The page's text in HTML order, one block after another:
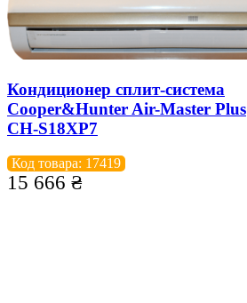
Кондиционер сплит-система
Cooper&Hunter Air-Master Plus
CH-S18XP7
Код товара: 17419
15 666 ₴